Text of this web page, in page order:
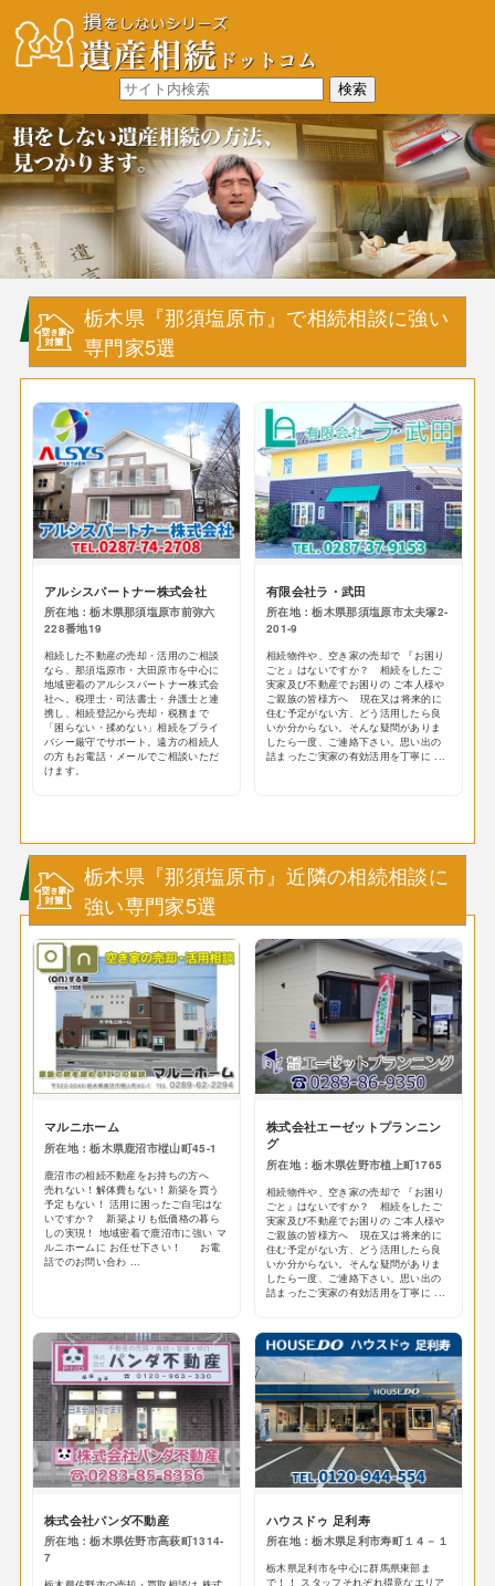
栃木県『那須塩原市』で相続相談に強い
専門家5選
アルシスパートナー株式会社
所在地：栃木県那須塩原市前弥六
228番地19
相続した不動産の売却・活用のご相談
なら、那須塩原市・大田原市を中心に
地域密着のアルシスパートナー株式会
社へ。税理士・司法書士・弁護士と連
携し、相続登記から売却・税務まで
「困らない・揉めない」相続をプライ
バシー厳守でサポート。遠方の相続人
の方もお電話・メールでご相談いただ
けます。
有限会社ラ・武田
所在地：栃木県那須塩原市太夫塚2-
201-9
相続物件や、空き家の売却で 『お困り
ごと』はないですか？ 相続をしたご
実家及び不動産でお困りの ご本人様や
ご親族の皆様方へ 現在又は将来的に
住む予定がない方、どう活用したら良
いか分からない。そんな疑問がありま
したら一度、ご連絡下さい。思い出の
詰まったご実家の有効活用を丁寧に ...
栃木県『那須塩原市』近隣の相続相談に
強い専門家5選
マルニホーム
所在地：栃木県鹿沼市樅山町45-1
鹿沼市の相続不動産をお持ちの方へ
売れない！解体費もない！新築を買う
予定もない！ 活用に困ったご自宅はな
いですか？ 新築よりも低価格の暮ら
しの実現！ 地域密着で鹿沼市に強い マ
ルニホームに お任せ下さい！ お電
話でのお問い合わ ...
株式会社エーゼットプランニン
グ
所在地：栃木県佐野市植上町1765
相続物件や、空き家の売却で 『お困り
ごと』はないですか？ 相続をしたご
実家及び不動産でお困りの ご本人様や
ご親族の皆様方へ 現在又は将来的に
住む予定がない方、どう活用したら良
いか分からない。そんな疑問がありま
したら一度、ご連絡下さい。思い出の
詰まったご実家の有効活用を丁寧に ...
株式会社パンダ不動産
所在地：栃木県佐野市高萩町1314-
7
ハウスドゥ 足利寿
所在地：栃木県足利市寿町１４－１
栃木県足利市を中心に群馬県東部ま
で！！ スタッフそれぞれ得意なエリア